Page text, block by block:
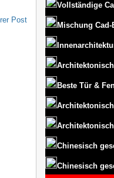
Post
Vollständige
Mischung
Beste Tür &
Chinesisch
Chinesisch